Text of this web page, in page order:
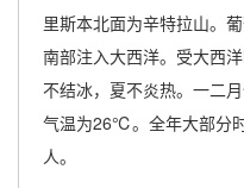
里斯本北面为辛特拉山。
南部注入大西洋。受大西
不结冰，夏不炎热。一二
气温为26℃。全年大部分
人。